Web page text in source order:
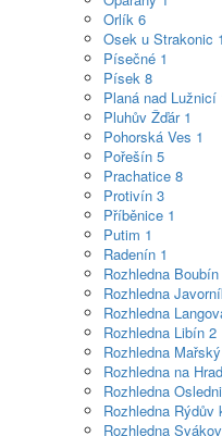
Orlík 6
Osek u Strakonic 1
Písečné 1
Písek 8
Planá nad Lužnicí
Pluhův Žďár 1
Pohorská Ves 1
Pořešín 5
Prachatice 8
Protivín 3
Příběnice 1
Putim 1
Radenín 1
Rozhledna Boubín
Rozhledna
Rozhledna
Rozhledna Libín 2
Rozhledna
Rozhledna na
Rozhledna
Rozhledna Rýdův
Rozhledna Svákov